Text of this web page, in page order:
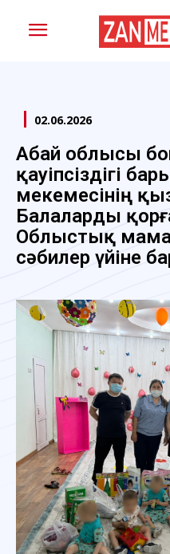
02.06.2026
Абай облысы
қауіпсіздігі
мекемесінің
Балаларды
Облыстық
сәбилер үйіне